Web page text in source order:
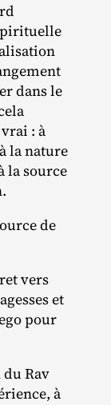
dans le
: à
la nature
la source
de
vers
et
pour
Rav
à